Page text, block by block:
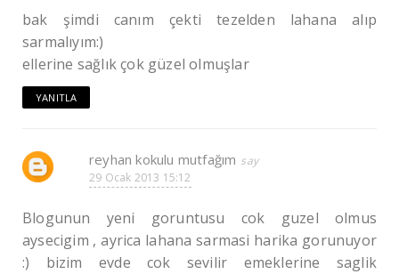
bak şimdi canım çekti tezelden lahana alıp
sarmalıyım:)
ellerine sağlık çok güzel olmuşlar
YANITLA
reyhan kokulu mutfağım
29 Ocak 2013 15:12
Blogunun yeni goruntusu cok guzel olmus
aysecigim , ayrica lahana sarmasi harika gorunuyor
:) bizim evde cok sevilir emeklerine saglik